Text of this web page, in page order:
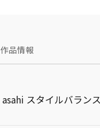
作品情報
asahi スタイルバラン